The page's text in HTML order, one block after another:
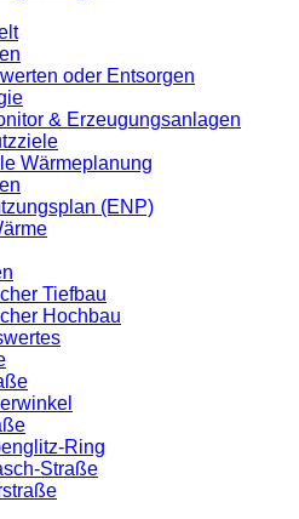
oder Entsorgen
& Erzeugungsanlagen
Wärmeplanung
(ENP)
Tiefbau
Hochbau
Ring
Straße